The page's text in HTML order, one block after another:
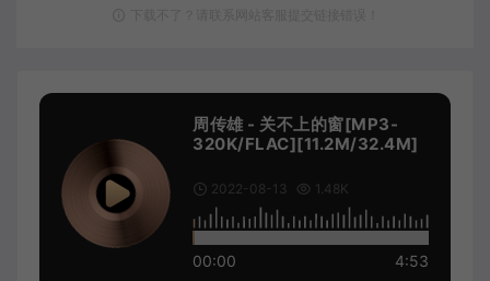
周传雄 - 关不上的窗[MP3-
320K/FLAC][11.2M/32.4M]
2022-08-13 1.48K
00:00 4:53